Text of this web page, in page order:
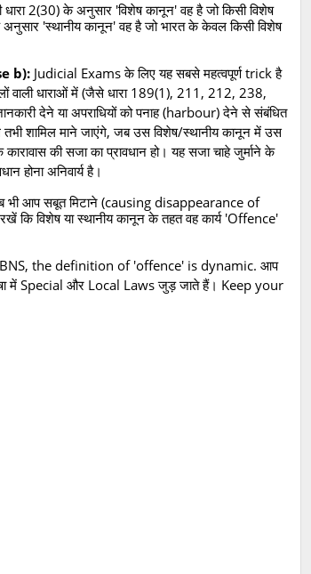
2(30) के अनुसार 'विशेष कानून' वह है जो किसी विशेष
'स्थानीय कानून' वह है जो भारत के केवल किसी विशेष
b): Judicial Exams के लिए यह सबसे महत्वपूर्ण trick है
वाली धाराओं में (जैसे धारा 189(1), 211, 212, 238,
देने या अपराधियों को पनाह (harbour) देने से संबंधित
शामिल माने जाएंगे, जब उस विशेष/स्थानीय कानून में उस
की सजा का प्रावधान हो। यह सजा चाहे जुर्माने के
होना अनिवार्य है।
भी आप सबूत मिटाने (causing disappearance of
कि विशेष या स्थानीय कानून के तहत वह कार्य 'Offence'
the definition of 'offence' is dynamic. आप
में Special और Local Laws जुड़ जाते हैं। Keep your